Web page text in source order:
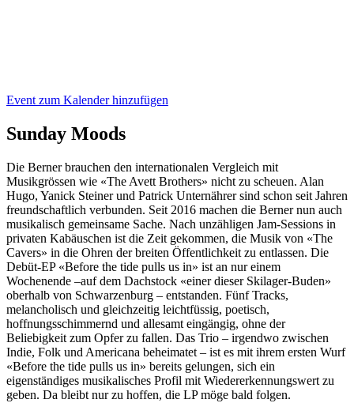
Event zum Kalender hinzufügen
Sunday Moods
Die Berner brauchen den internationalen Vergleich mit
Musikgrössen wie «The Avett Brothers» nicht zu scheuen. Alan
Hugo, Yanick Steiner und Patrick Unternährer sind schon seit Jahren
freundschaftlich verbunden. Seit 2016 machen die Berner nun auch
musikalisch gemeinsame Sache. Nach unzähligen Jam-Sessions in
privaten Kabäuschen ist die Zeit gekommen, die Musik von «The
Cavers» in die Ohren der breiten Öffentlichkeit zu entlassen. Die
Debüt-EP «Before the tide pulls us in» ist an nur einem
Wochenende –auf dem Dachstock «einer dieser Skilager-Buden»
oberhalb von Schwarzenburg – entstanden. Fünf Tracks,
melancholisch und gleichzeitig leichtfüssig, poetisch,
hoffnungsschimmernd und allesamt eingängig, ohne der
Beliebigkeit zum Opfer zu fallen. Das Trio – irgendwo zwischen
Indie, Folk und Americana beheimatet – ist es mit ihrem ersten Wurf
«Before the tide pulls us in» bereits gelungen, sich ein
eigenständiges musikalisches Profil mit Wiedererkennungswert zu
geben. Da bleibt nur zu hoffen, die LP möge bald folgen.